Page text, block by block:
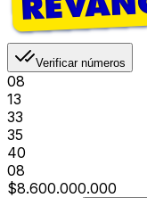
Verificar números
08
13
33
35
40
08
$8.600.000.000